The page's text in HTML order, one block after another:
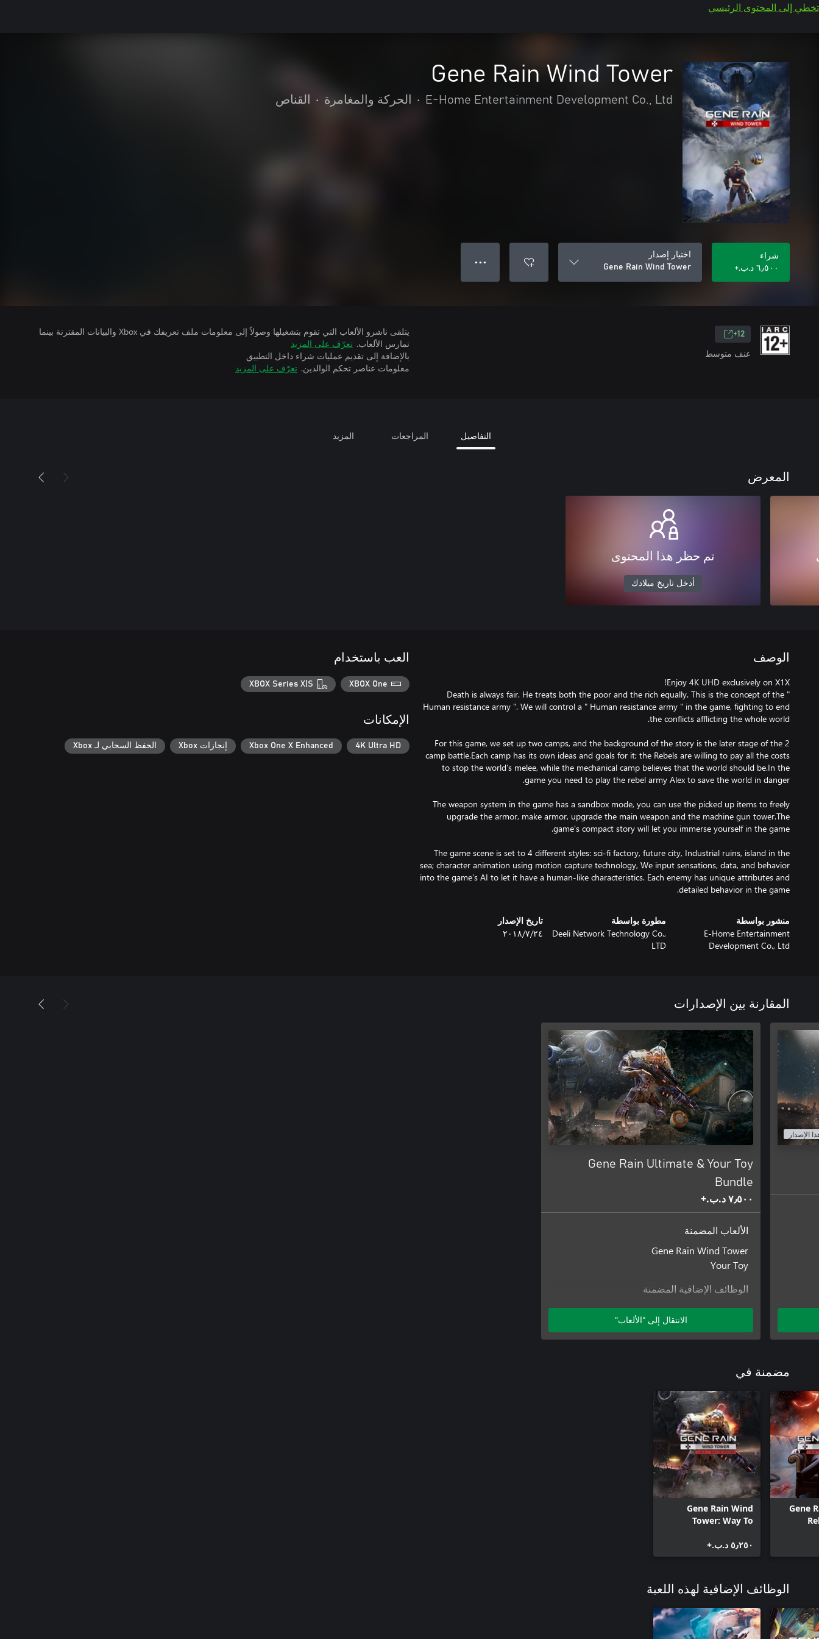
تخطي إلى المحتوى الرئيسي
Gene Rain Wind Tower
E-Home Entertainment Development Co., Ltd
• الحركة والمغامرة • القناص
شراء
٦٫٥٠٠ د.ب.‏+
اختيار إصدار
Gene Rain Wind Tower
● ● ●
12+
عنف متوسط
يتلقى ناشرو الألعاب التي تقوم بتشغيلها وصولاً إلى معلومات ملف تعريفك في Xbox والبيانات المقترنة بينما
تمارس الألعاب. تعرّف على المزيد
بالإضافة إلى تقديم عمليات شراء داخل التطبيق
معلومات عناصر تحكم الوالدين. تعرّف على المزيد
التفاصيل المراجعات المزيد
المعرض
تم حظر هذا المحتوى
أدخل تاريخ ميلادك
الوصف
Death is always fair. He treats both the poor and the rich equally. This is the concept of the "
Human resistance army ". We will control a " Human resistance army " in the game, fighting to end
For this game, we set up two camps, and the background of the story is the later stage of the 2
camp battle.Each camp has its own ideas and goals for it; the Rebels are willing to pay all the costs
to stop the world’s melee, while the mechanical camp believes that the world should be.In the
The weapon system in the game has a sandbox mode, you can use the picked up items to freely
upgrade the armor, make armor, upgrade the main weapon and the machine gun tower.The
The game scene is set to 4 different styles: sci-fi factory, future city, Industrial ruins, island in the
sea; character animation using motion capture technology, We input sensations, data, and behavior
into the game’s AI to let it have a human-like characteristics. Each enemy has unique attributes and
detailed behavior in the game.
منشور بواسطة
E-Home Entertainment
Development Co., Ltd
مطورة بواسطة
Deeli Network Technology Co.,
LTD
تاريخ الإصدار
٢٤‏/٧‏/٢٠١٨
العب باستخدام
XBOX One
XBOX Series X|S
الإمكانات
4K Ultra HD
Xbox One X Enhanced إنجازات Xbox الحفظ السحابي لـ Xbox
المقارنة بين الإصدارات
الإصدار
Gene Rain Ultimate & Your Toy
Bundle
٧٫٥٠٠ د.ب.‏+
الألعاب المضمنة
Gene Rain Wind Tower
Your Toy
الوظائف الإضافية المضمنة
SkyCityRebirth
الانتقال إلى "الألعاب"
مضمنة في
Gene
Gene Rain Wind
Tower: Way To
٥٫٢٥٠ د.ب.‏+
الوظائف الإضافية لهذه اللعبة